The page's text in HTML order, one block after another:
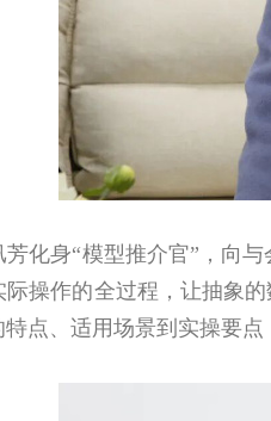
身“模型推介官”，向与
操作的全过程，让抽象
点、适用场景到实操要